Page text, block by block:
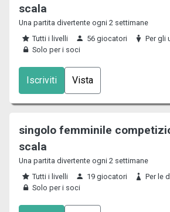
scala
Una partita divertente ogni 2 settimane
Tutti i livelli
56 giocatori
Per gli
Solo per i soci
Iscriviti Vista
singolo femminile
scala
Una partita divertente ogni 2 settimane
Tutti i livelli
19 giocatori
Per le
Solo per i soci